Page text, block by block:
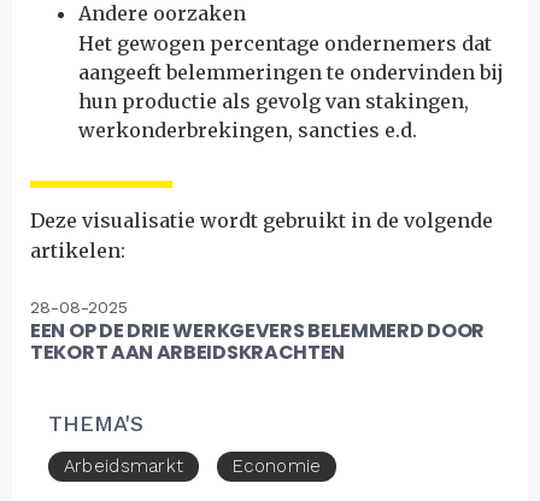
Andere oorzaken
Het gewogen percentage ondernemers dat
aangeeft belemmeringen te ondervinden bij
hun productie als gevolg van stakingen,
werkonderbrekingen, sancties e.d.
Deze visualisatie wordt gebruikt in de volgende
artikelen:
28-08-2025
EEN OP DE DRIE WERKGEVERS BELEMMERD DOOR
TEKORT AAN ARBEIDSKRACHTEN
THEMA'S
Arbeidsmarkt Economie